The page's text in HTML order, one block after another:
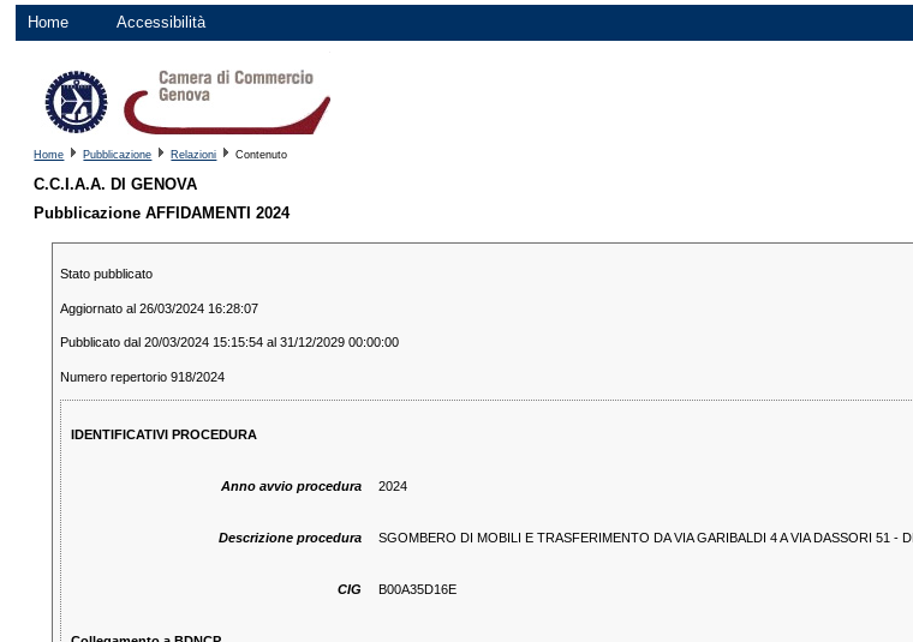
Home Accessibilità
Home Pubblicazione Relazioni Contenuto
C.C.I.A.A. DI GENOVA
Pubblicazione AFFIDAMENTI 2024
Stato pubblicato
Aggiornato al 26/03/2024 16:28:07
Pubblicato dal 20/03/2024 15:15:54 al 31/12/2029 00:00:00
Numero repertorio 918/2024
IDENTIFICATIVI PROCEDURA
Anno avvio procedura 2024
Descrizione procedura SGOMBERO DI MOBILI E TRASFERIMENTO DA VIA GARIBALDI 4 A VIA DASSORI 51 -
CIG B00A35D16E